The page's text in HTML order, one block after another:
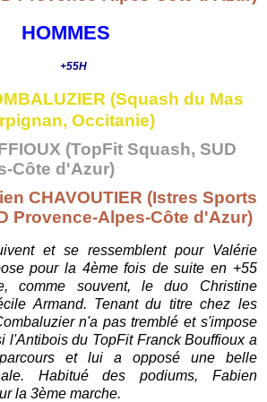
HOMMES
(Squash du Mas
Occitanie)
(TopFit Squash, SUD
Côte d'Azur)
CHAVOUTIER (Istres Sports
Provence-Alpes-Côte d'Azur)
et se ressemblent pour Valérie
pour la 4ème fois de suite en +55
comme souvent, le duo Christine
Armand. Tenant du titre chez les
n'a pas tremblé et s'impose
l'Antibois du TopFit Franck Bouffioux a
et lui a opposé une belle
Habitué des podiums, Fabien
la 3ème marche.